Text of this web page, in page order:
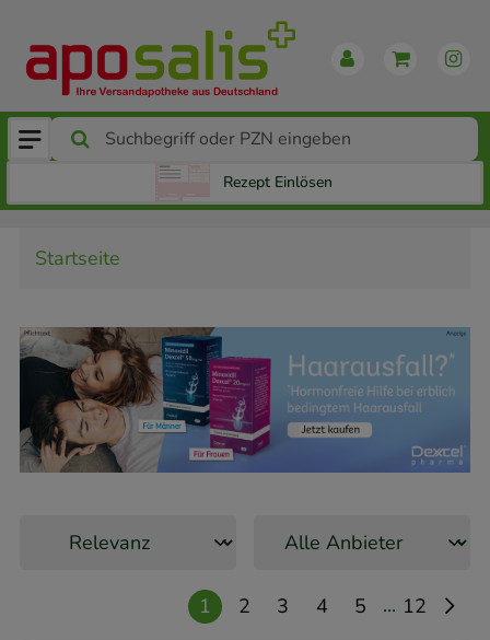
Rezept Einlösen
Startseite
1 2 3 4 5 ... 12